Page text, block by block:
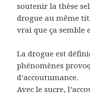
soutenir la thèse
drogue au même
vrai que ça semble
La drogue est
phénomènes
d’accoutumance.
Avec le sucre,